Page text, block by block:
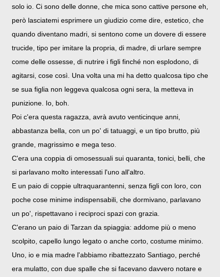
solo io. Ci sono delle donne, che mica sono cattive persone eh,
però lasciatemi esprimere un giudizio come dire, estetico, che
quando diventano madri, si sentono come un dovere di essere
trucide, tipo per imitare la propria, di madre, di urlare sempre
come delle ossesse, di nutrire i figli finché non esplodono, di
agitarsi, cose così. Una volta una mi ha detto qualcosa tipo che
se sua figlia non leggeva qualcosa ogni sera, la metteva in
punizione. Io, boh.
Poi c'era questa ragazza, avrà avuto venticinque anni,
abbastanza bella, con un po' di tatuaggi, e un tipo brutto, più
grande, magrissimo e mega teso.
C'era una coppia di omosessuali sui quaranta, tonici, belli, che
si parlavano molto interessati l'uno all'altro.
E un paio di coppie ultraquarantenni, senza figli con loro, con
poche cose minime indispensabili, che dormivano, parlavano
un po', rispettavano i reciproci spazi con grazia.
C'erano un paio di Tarzan da spiaggia: addome più o meno
scolpito, capello lungo legato o anche corto, costume minimo.
Uno, io e mia madre l'abbiamo ribattezzato Santiago, perché
era mulatto, con due spalle che si facevano davvero notare e